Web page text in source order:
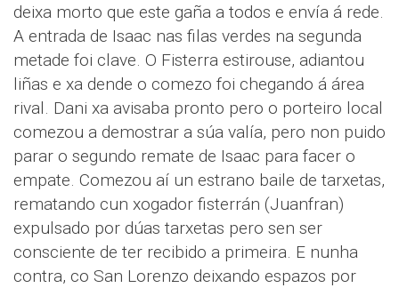
deixa morto que este gaña a todos e envía á rede.
A entrada de Isaac nas filas verdes na segunda
metade foi clave. O Fisterra estirouse, adiantou
liñas e xa dende o comezo foi chegando á área
rival. Dani xa avisaba pronto pero o porteiro local
comezou a demostrar a súa valía, pero non puido
parar o segundo remate de Isaac para facer o
empate. Comezou aí un estrano baile de tarxetas,
rematando cun xogador fisterrán (Juanfran)
expulsado por dúas tarxetas pero sen ser
consciente de ter recibido a primeira. E nunha
contra, co San Lorenzo deixando espazos por